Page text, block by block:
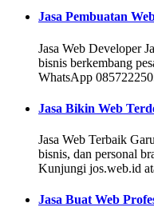
Jasa Pembuatan
Jasa Web Developer
bisnis berkembang
WhatsApp
Jasa Bikin Web
Jasa Web Terbaik
bisnis, dan personal
Kunjungi jos.web.id
Jasa Buat Web